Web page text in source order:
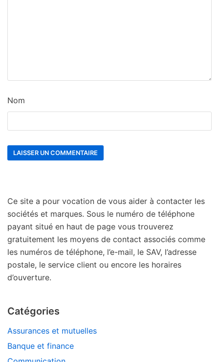
Nom
Ce site a pour vocation de vous aider à contacter les
sociétés et marques. Sous le numéro de téléphone
payant situé en haut de page vous trouverez
gratuitement les moyens de contact associés comme
les numéros de téléphone, l’e-mail, le SAV, l’adresse
postale, le service client ou encore les horaires
d’ouverture.
Catégories
Assurances et mutuelles
Banque et finance